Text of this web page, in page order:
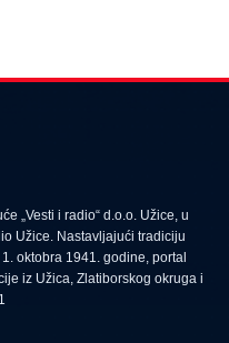
„Vesti i radio“ d.o.o. Užice, u
Užice. Nastavljajući tradiciju
oktobra 1941. godine, portal
iz Užica, Zlatiborskog okruga i